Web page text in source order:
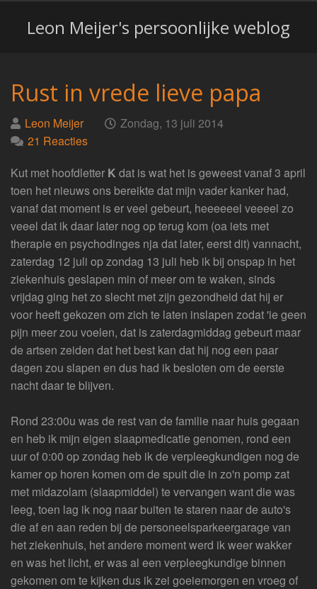
Leon Meijer's persoonlijke weblog
Rust in vrede lieve papa
Geplaatst
door
Leon Meijer op Zondag, 13 juli 2014
21 Reacties
Kut met hoofdletter K dat is wat het is geweest vanaf 3 april
toen het nieuws ons bereikte dat mijn vader kanker had,
vanaf dat moment is er veel gebeurt, heeeeeel veeeel zo
veeel dat ik daar later nog op terug kom (oa iets met
therapie en psychodinges nja dat later, eerst dit) vannacht,
zaterdag 12 juli op zondag 13 juli heb ik bij onspap in het
ziekenhuis geslapen min of meer om te waken, sinds
vrijdag ging het zo slecht met zijn gezondheid dat hij er
voor heeft gekozen om zich te laten inslapen zodat 'ie geen
pijn meer zou voelen, dat is zaterdagmiddag gebeurt maar
de artsen zeiden dat het best kan dat hij nog een paar
dagen zou slapen en dus had ik besloten om de eerste
nacht daar te blijven.
Rond 23:00u was de rest van de familie naar huis gegaan
en heb ik mijn eigen slaapmedicatie genomen, rond een
uur of 0:00 op zondag heb ik de verpleegkundigen nog de
kamer op horen komen om de spuit die in zo'n pomp zat
met midazolam (slaapmiddel) te vervangen want die was
leeg, toen lag ik nog naar buiten te staren naar de auto's
die af en aan reden bij de personeelsparkeergarage van
het ziekenhuis, het andere moment werd ik weer wakker
en was het licht, er was al een verpleegkundige binnen
gekomen om te kijken dus ik zei goeiemorgen en vroeg of